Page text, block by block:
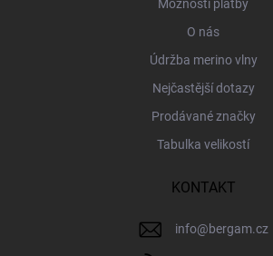
Možnosti platby
O nás
Údržba merino vlny
Nejčastější dotazy
Prodávané značky
Tabulka velikostí
KONTAKT
info@bergam.cz